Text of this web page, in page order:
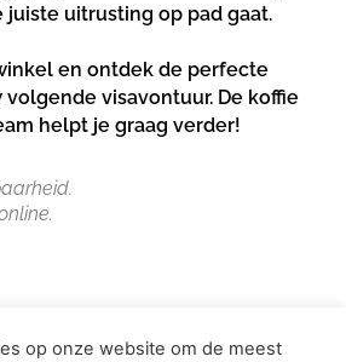
uitrusting op pad gaat.
en ontdek de perfecte
visavontuur. De koffie
helpt je graag verder!
op onze website om de meest